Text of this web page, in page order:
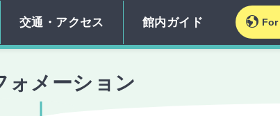
所） 運行情報 チケット
客船ガイド一覧はこちら
交通・アクセス
想
駐車料金シミュレーショ
館内ガイド
施設利用 テナント
館内広告について 港LIVEカ
館内ガイド一覧はこちら
ォメーション